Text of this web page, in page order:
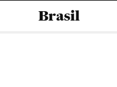
Brasil